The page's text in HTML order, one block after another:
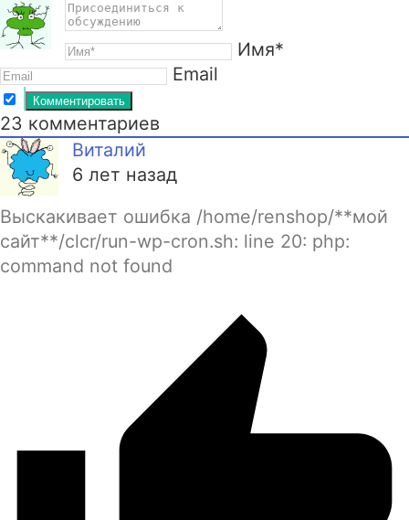
Имя*
Email
23 комментариев
Виталий
6 лет назад
Выскакивает ошибка /home/renshop/**мой
сайт**/clcr/run-wp-cron.sh: line 20: php:
command not found